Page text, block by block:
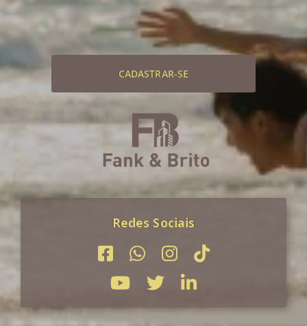
CADASTRAR-SE
Redes Sociais